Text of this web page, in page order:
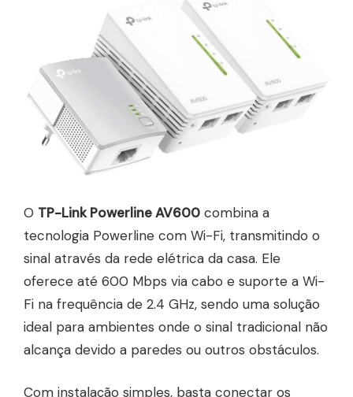
O TP-Link Powerline AV600 combina a
tecnologia Powerline com Wi-Fi, transmitindo o
sinal através da rede elétrica da casa. Ele
oferece até 600 Mbps via cabo e suporte a Wi-
Fi na frequência de 2.4 GHz, sendo uma solução
ideal para ambientes onde o sinal tradicional não
alcança devido a paredes ou outros obstáculos.
Com instalação simples, basta conectar os